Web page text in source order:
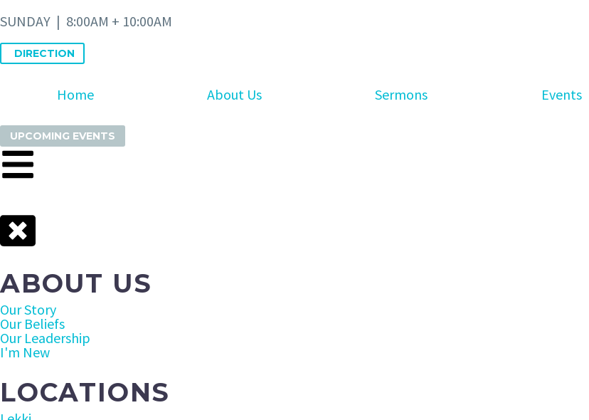
SUNDAY | 8:00AM + 10:00AM
DIRECTION
Home About Us Sermons Events
UPCOMING EVENTS
ABOUT US
Our Story
Our Beliefs
Our Leadership
I'm New
LOCATIONS